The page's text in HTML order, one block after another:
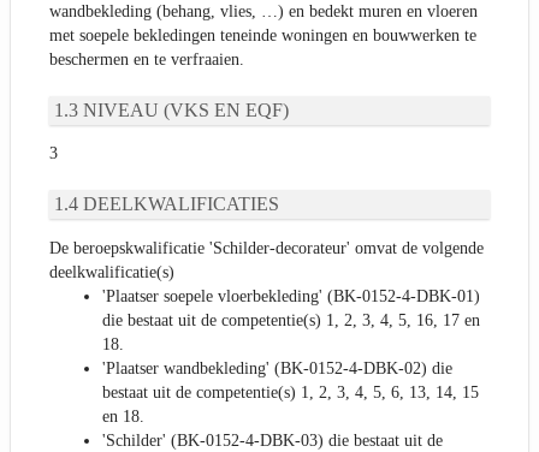
wandbekleding (behang, vlies, …) en bedekt muren en vloeren
met soepele bekledingen teneinde woningen en bouwwerken te
beschermen en te verfraaien.
NIVEAU (VKS EN EQF)
3
DEELKWALIFICATIES
De beroepskwalificatie 'Schilder-decorateur' omvat de volgende
deelkwalificatie(s)
'Plaatser soepele vloerbekleding' (BK-0152-4-DBK-01)
die bestaat uit de competentie(s) 1, 2, 3, 4, 5, 16, 17 en
18.
'Plaatser wandbekleding' (BK-0152-4-DBK-02) die
bestaat uit de competentie(s) 1, 2, 3, 4, 5, 6, 13, 14, 15
en 18.
'Schilder' (BK-0152-4-DBK-03) die bestaat uit de